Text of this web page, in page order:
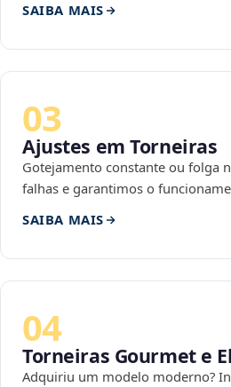
SAIBA MAIS
03
Ajustes em Torneiras
Gotejamento constante ou folga
falhas e garantimos o
SAIBA MAIS
04
Torneiras Gourmet e
Adquiriu um modelo moderno?